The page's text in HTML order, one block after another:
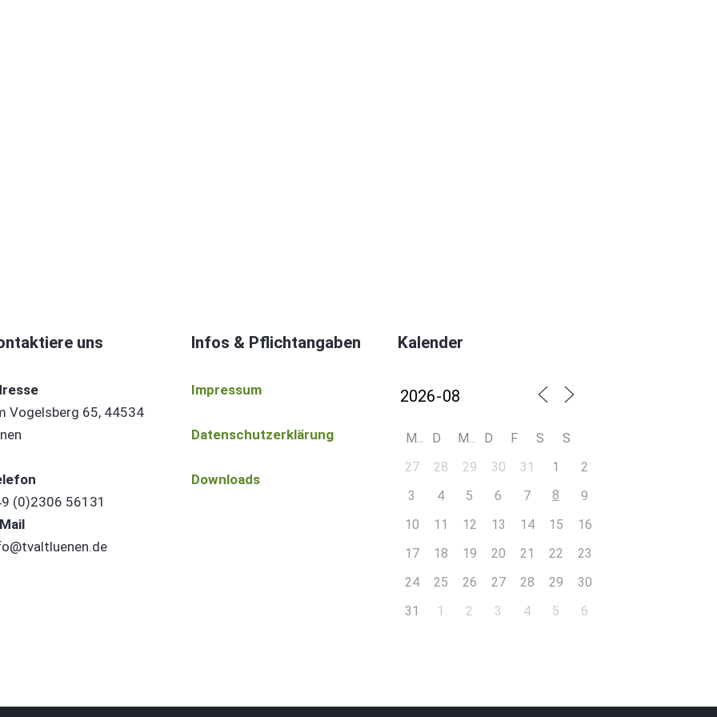
uns
Vogelsberg 65, 44534
(0)2306 56131
Infos & Pflichtangaben
Impressum
Datenschutzerklärung
Downloads
Kalender
M D M D F S
S
27
28 29 30 31 1
2
3
4 5 6 7 8
9
10
11 12 13 14 15
16
17
18 19 20 21 22
23
24
25 26 27 28 29
30
31
1 2 3 4 5 6